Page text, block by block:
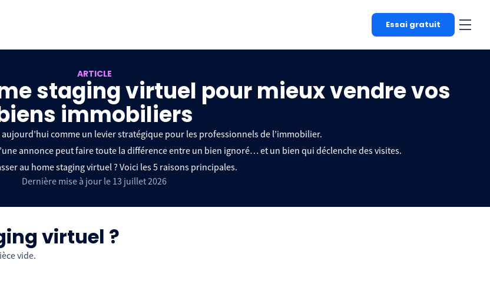
Essai gratuit
ARTICLE
staging virtuel pour mieux vendre vos
immobiliers
aujourd’hui comme un levier stratégique pour les professionnels de l’immobilier.
annonce peut faire toute la différence entre un bien ignoré… et un bien qui déclenche des visites.
au home staging virtuel ? Voici les 5 raisons principales.
Dernière mise à jour le 13 juillet 2026
virtuel ?
vide.